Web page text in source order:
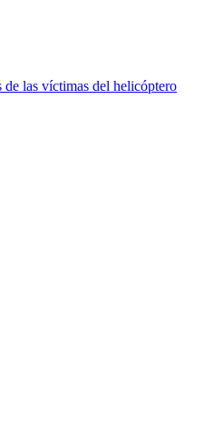
de las víctimas del helicóptero